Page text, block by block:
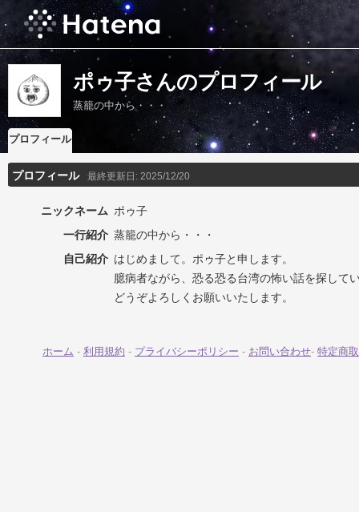
ポゥ子さんのプロフィール
蒸籠の中から・・・
プロフィール
プロフィール 最終更新日: 2025/12/20
ニックネーム ポゥ子
一行紹介 蒸籠の中から・・・
自己紹介 はじめまして。ポゥ子と申します。
臆病者ながら、恐る恐る台湾の怖い話を探して
どうぞよろしくお願いいたします。
ホーム - 利用規約 - プライバシーポリシー - お問い合わせ- 特定商